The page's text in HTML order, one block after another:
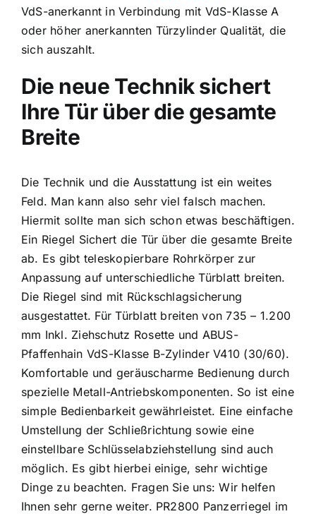
VdS-anerkannt in Verbindung mit VdS-Klasse A
oder höher anerkannten Türzylinder Qualität, die
sich auszahlt.
Die neue Technik sichert
Ihre Tür über die gesamte
Breite
Die Technik und die Ausstattung ist ein weites
Feld. Man kann also sehr viel falsch machen.
Hiermit sollte man sich schon etwas beschäftigen.
Ein Riegel Sichert die Tür über die gesamte Breite
ab. Es gibt teleskopierbare Rohrkörper zur
Anpassung auf unterschiedliche Türblatt breiten.
Die Riegel sind mit Rückschlagsicherung
ausgestattet. Für Türblatt breiten von 735 – 1.200
mm Inkl. Ziehschutz Rosette und ABUS-
Pfaffenhain VdS-Klasse B-Zylinder V410 (30/60).
Komfortable und geräuscharme Bedienung durch
spezielle Metall-Antriebskomponenten. So ist eine
simple Bedienbarkeit gewährleistet. Eine einfache
Umstellung der Schließrichtung sowie eine
einstellbare Schlüsselabziehstellung sind auch
möglich. Es gibt hierbei einige, sehr wichtige
Dinge zu beachten. Fragen Sie uns: Wir helfen
Ihnen sehr gerne weiter. PR2800 Panzerriegel im